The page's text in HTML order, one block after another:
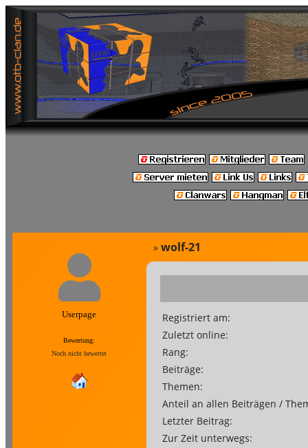
Userpage
Bewertung:
Noch nicht bewertet
» wolf-21
Registriert am:
Zuletzt online:
Rang:
Beiträge:
Themen:
Anteil an allen Beiträgen /
Letzter Beitrag:
Zur Zeit unterwegs: